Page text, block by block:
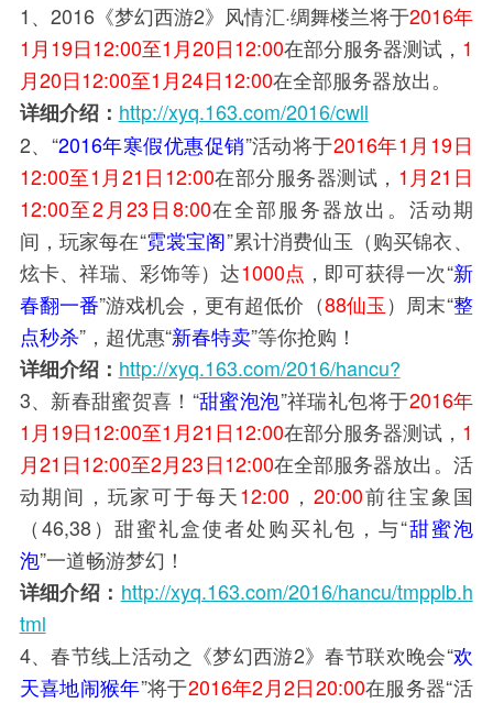
1、2016《梦幻西游2》风情汇·绸舞楼兰将于2016年
1月19日12:00至1月20日12:00在部分服务器测试， 1
月20日12:00至1月24日12:00在全部服务器放出。
详细介绍： http://xyq.163.com/2016/cwll
2、 “2016年寒假优惠促销”活动将于2016年1月19日
12:00至1月21日12:00在部分服务器测试， 1月21日
12:00至2月23日8:00在全部服务器放出。活动期
间，玩家每在“霓裳宝阁”累计消费仙玉（购买锦衣、
炫卡、祥瑞、彩饰等）达1000点 ，即可获得一次“新
春翻一番”游戏机会，更有超低价（88仙玉）周末“整
点秒杀”，超优惠“新春特卖”等你抢购！
详细介绍： http://xyq.163.com/2016/hancu?
3、新春甜蜜贺喜！“甜蜜泡泡”祥瑞礼包将于2016年
1月19日12:00至1月21日12:00在部分服务器测试， 1
月21日12:00至2月23日12:00在全部服务器放出。活
动期间，玩家可于每天12:00 ， 20:00前往宝象国
（46,38）甜蜜礼盒使者处购买礼包，与“甜蜜泡
泡”一道畅游梦幻！
详细介绍： http://xyq.163.com/2016/hancu/tmpplb.h
tml
4、春节线上活动之《梦幻西游2》春节联欢晚会“欢
天喜地闹猴年”将于2016年2月2日20:00在服务器“活